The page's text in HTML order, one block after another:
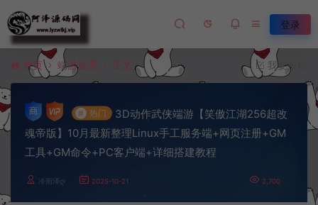
登录
首页 端游资源 正文 我要投稿
# 热门
3D动作武侠端游【笑傲江湖256超改
魂帝版】10月最新整理Linux手工服务端+网页注册+GM
工具+GM命令+PC客户端+详细搭建教程
冷雨泽ღ 2025-10-21 2,700